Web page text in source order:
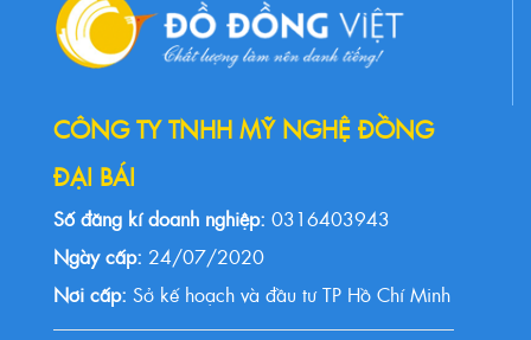
CÔNG TY TNHH MỸ NGHỆ ĐỒNG
ĐẠI BÁI
Số đăng kí doanh nghiệp: 0316403943
Ngày cấp: 24/07/2020
Nơi cấp: Sở kế hoạch và đầu tư TP Hồ Chí Minh